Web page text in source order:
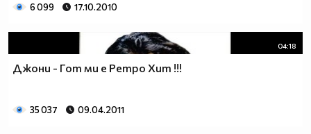
6 099 17.10.2010
04:18
Джони - Гот ми е Ретро Xит !!!
35 037 09.04.2011